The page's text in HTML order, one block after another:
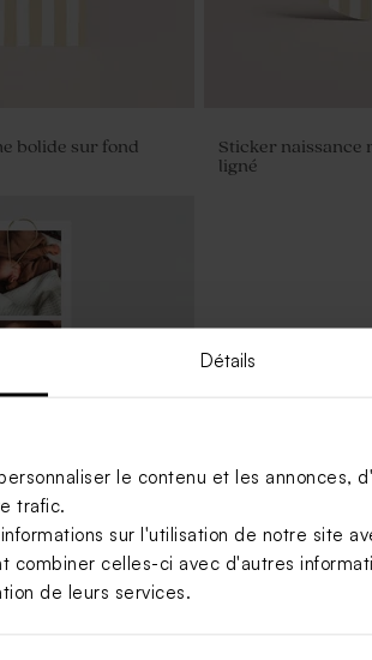
Détails
le contenu et les annonces,
trafic.
sur l'utilisation de notre site
combiner celles-ci avec d'autres
de leurs services.
bolide sur fond
Sticker naissance
ligné
trio de photo